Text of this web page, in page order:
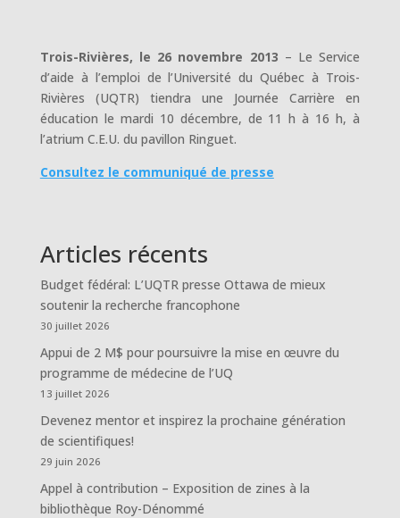
Trois-Rivières, le 26 novembre 2013 – Le Service
d’aide à l’emploi de l’Université du Québec à Trois-
Rivières (UQTR) tiendra une Journée Carrière en
éducation le mardi 10 décembre, de 11 h à 16 h, à
l’atrium C.E.U. du pavillon Ringuet.
Consultez le communiqué de presse
Articles récents
Budget fédéral: L’UQTR presse Ottawa de mieux
soutenir la recherche francophone
30 juillet 2026
Appui de 2 M$ pour poursuivre la mise en œuvre du
programme de médecine de l’UQ
13 juillet 2026
Devenez mentor et inspirez la prochaine génération
de scientifiques!
29 juin 2026
Appel à contribution – Exposition de zines à la
bibliothèque Roy-Dénommé